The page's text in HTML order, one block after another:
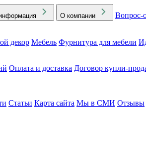
О компании Вопрос-
декор Мебель Фурнитура для мебели
Оплата и доставка Договор купли-
Статьи Карта сайта Мы в СМИ Отзывы